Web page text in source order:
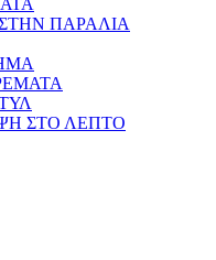
ΠΑΡΑΛΙΑ
ΣΤΟ ΛΕΠΤΟ